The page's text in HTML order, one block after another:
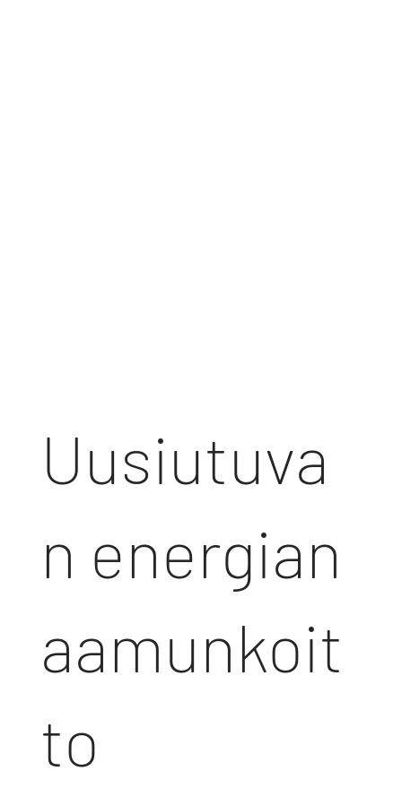
Uusiutuva
n energian
aamunkoit
to